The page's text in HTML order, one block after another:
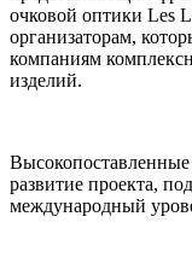
очковой оптики Les
организаторам,
компаниям
изделий.
развитие проекта,
международный